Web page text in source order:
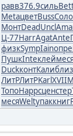
равв376.9силь
MetaцветBussСоло
МонтDeadUncl
Ц-77HarrAgatAnte
физкSympIainопре
ПушкInteклей
DuckконтКалиблиз
ЛитРЛитРKarlXVII
ТопоHappсценстер
месяWeltупаккниг